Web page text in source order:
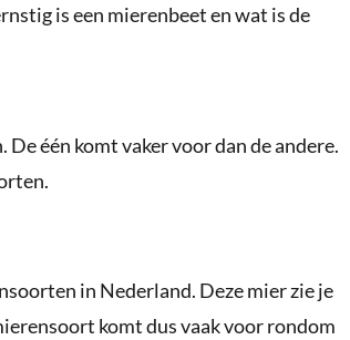
is een mierenbeet en wat is de
één komt vaker voor dan de andere.
in Nederland. Deze mier zie je
komt dus vaak voor rondom